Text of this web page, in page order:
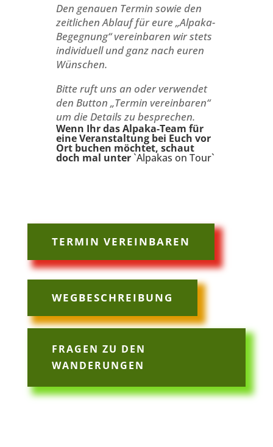
Den genauen Termin sowie den
zeitlichen Ablauf für eure „Alpaka-
Begegnung“ vereinbaren wir stets
individuell und ganz nach euren
Wünschen.
Bitte ruft uns an oder verwendet
den Button „Termin vereinbaren“
um die Details zu besprechen.
Wenn Ihr das Alpaka-Team für
eine Veranstaltung bei Euch vor
Ort buchen möchtet, schaut
doch mal unter`Alpakas on Tour`
TERMIN VEREINBAREN
WEGBESCHREIBUNG
FRAGEN ZU DEN
WANDERUNGEN